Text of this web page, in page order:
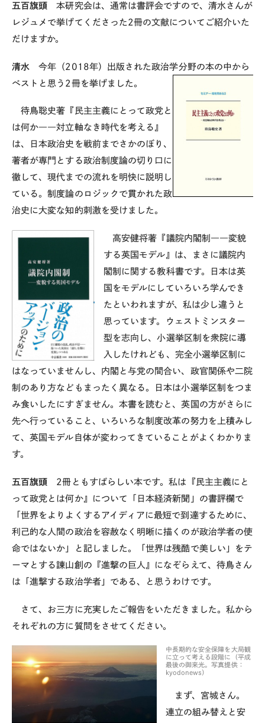
五百旗頭 本研究会は、通常は書評会ですので、清水さんが
レジュメで挙げてくださった 2冊の文献についてご紹介いた
だけますか。
清水 今年（2018年）出版された政治学分野の本の中から
ベストと思う 2 冊を挙げました。
待鳥聡史著『民主主義にとって政党と
は何か――対立軸なき時代を考える』
は、日本政治史を戦前までさかのぼり、
著者が専門とする政治制度論の切り口に
徹して、現代までの流れを明快に説明し
ている。制度論のロジックで貫かれた政
治史に大変な知的刺激を受けました。
高安健将著『議院内閣制――変貌
する英国モデル』は、まさに議院内
閣制に関する教科書です。日本は英
国をモデルにしていろいろ学んでき
たといわれますが、私は少し違うと
思っています。ウェストミンスター
型を志向し、小選挙区制を衆院に導
入したけれども、完全小選挙区制に
はなっていませんし、内閣と与党の間合い、政官関係や二院
制のあり方などもまったく異なる。日本は小選挙区制をつま
み食いしたにすぎません。本書を読むと、英国の方がさらに
先へ行っていること、いろいろな制度改革の努力を上積みし
て、英国モデル自体が変わってきていることがよくわかりま
す。
五百旗頭 2冊ともすばらしい本です。私は『民主主義にと
って政党とは何か』について「日本経済新聞」の書評欄で
「世界をよりよくするアイディアに最短で到達するために、
利己的な人間の政治を容赦なく明晰に描くのが政治学者の使
命ではないか」と記しました。「世界は残酷で美しい」をテ
ーマとする諫山創の『進撃の巨人』になぞらえて、待鳥さん
は「進撃する政治学者」である、と思うわけです。
さて、お三方に充実したご報告をいただきました。私から
それぞれの方に質問をさせてください。
中長期的な安全保障を大局観
に立って考える段階に（平成
最後の御来光。写真提供：
kyodonews）
まず、宮城さん。
連立の組み替えと安